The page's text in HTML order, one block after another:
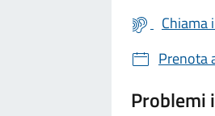
Chiama
Prenota
Problemi